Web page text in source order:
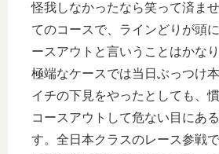
怪我しなかったなら笑って済ま
てのコースで、ラインどりが頭
ースアウトと言いうことはかな
極端なケースでは当日ぶっつけ
イチの下見をやったとしても、
コースアウトして危ない目にあ
す。全日本クラスのレース参戦